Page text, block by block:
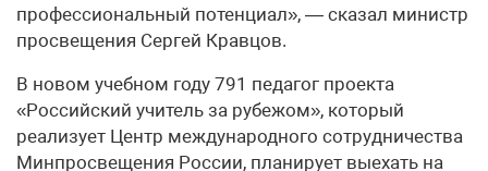
профессиональный потенциал», — сказал министр
просвещения Сергей Кравцов.
В новом учебном году 791 педагог проекта
«Российский учитель за рубежом», который
реализует Центр международного сотрудничества
Минпросвещения России, планирует выехать на